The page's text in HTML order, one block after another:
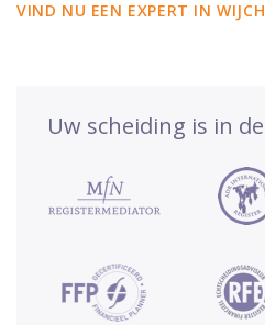
VIND NU EEN EXPERT IN
Uw scheiding is in